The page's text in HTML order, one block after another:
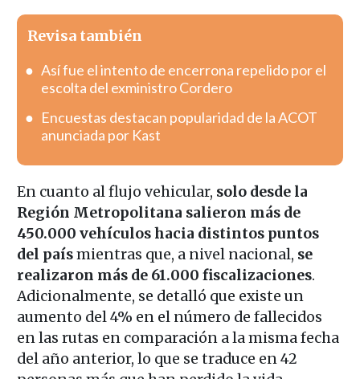
Revisa también
Así fue el intento de encerrona repelido por el
escolta del exministro Cordero
Encuestas destacan popularidad de la ACOT
anunciada por Kast
En cuanto al flujo vehicular, solo desde la
Región Metropolitana salieron más de
450.000 vehículos hacia distintos puntos
del paísmientras que, a nivel nacional, se
realizaron más de 61.000 fiscalizaciones.
Adicionalmente, se detalló que existe un
aumento del 4% en el número de fallecidos
en las rutas en comparación a la misma fecha
del año anterior, lo que se traduce en 42